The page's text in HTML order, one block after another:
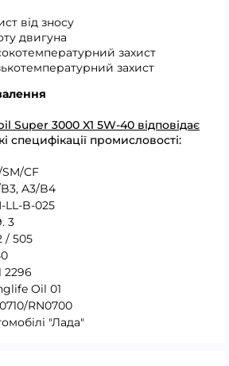
від зносу
двигуна
захист
захист
Super 3000 X1 5W-40 відповідає
специфікації промисловості:
CF
A3/B4
LL-B-025
3
/ 505
2296
Oil 01
RN0700
"Лада"